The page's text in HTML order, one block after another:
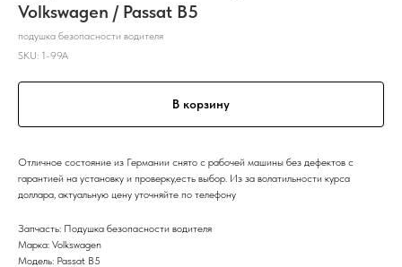
Volkswagen / Passat B5
подушка безопасности водителя
SKU: 1-99A
В корзину
Отличное состояние из Германии снято с рабочей машины без дефектов с
гарантией на установку и проверку,есть выбор. Из за волатильности курса
доллара, актуальную цену уточняйте по телефону
Запчасть: Подушка безопасности водителя
Марка: Volkswagen
Модель: Passat B5